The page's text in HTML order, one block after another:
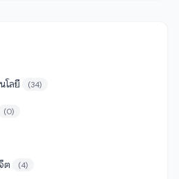
โลยี (34)
(0)
ต (4)